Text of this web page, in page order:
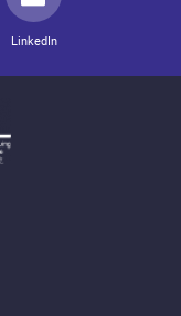
LinkedIn